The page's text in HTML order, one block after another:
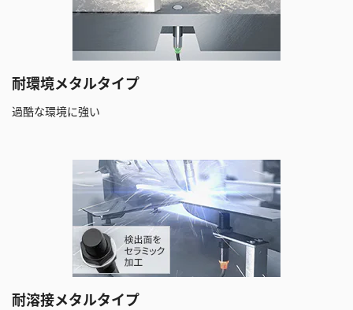
耐環境メタルタイプ
過酷な環境に強い
耐溶接メタルタイプ